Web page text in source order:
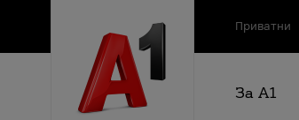
Приватни
За А1